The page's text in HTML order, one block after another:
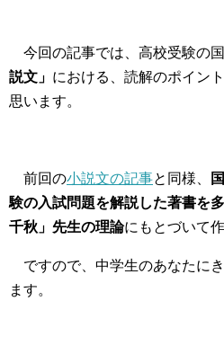
今回の記事では、高校受験の
説文」 における、読解のポイン
思います。
前回の小説文の記事と同様、
験の入試問題を解説した著書を
千秋」先生の理論にもとづいて
ですので、中学生のあなたに
ます。